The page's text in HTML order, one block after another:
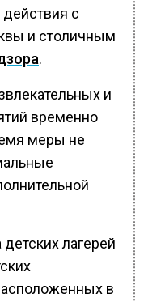
с
и столичным
.
и
временно
меры не
лагерей
в